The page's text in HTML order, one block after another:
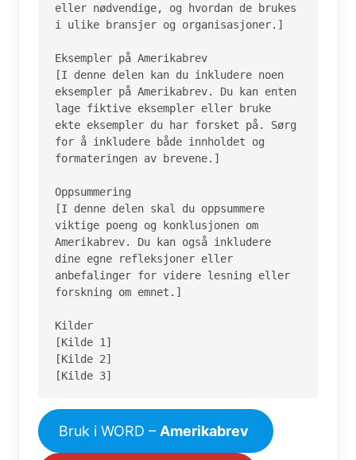
eller nødvendige, og hvordan de brukes
i ulike bransjer og organisasjoner.]
Eksempler på Amerikabrev
[I denne delen kan du inkludere noen
eksempler på Amerikabrev. Du kan enten
lage fiktive eksempler eller bruke
ekte eksempler du har forsket på. Sørg
for å inkludere både innholdet og
formateringen av brevene.]
Oppsummering
[I denne delen skal du oppsummere
viktige poeng og konklusjonen om
Amerikabrev. Du kan også inkludere
dine egne refleksjoner eller
anbefalinger for videre lesning eller
forskning om emnet.]
Kilder
[Kilde 1]
[Kilde 2]
[Kilde 3]
Bruk i WORD – Amerikabrev